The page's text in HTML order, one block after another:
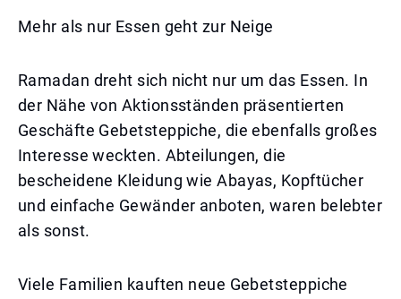
Mehr als nur Essen geht zur Neige
Ramadan dreht sich nicht nur um das Essen. In
der Nähe von Aktionsständen präsentierten
Geschäfte Gebetsteppiche, die ebenfalls großes
Interesse weckten. Abteilungen, die
bescheidene Kleidung wie Abayas, Kopftücher
und einfache Gewänder anboten, waren belebter
als sonst.
Viele Familien kauften neue Gebetsteppiche